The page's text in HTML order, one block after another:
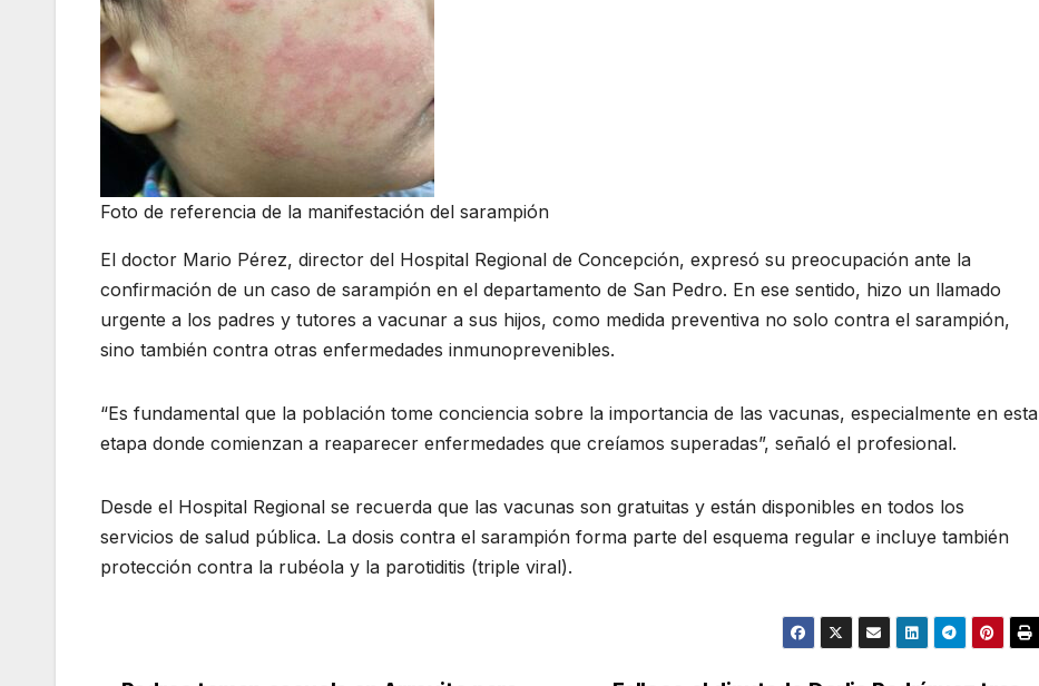
Foto de referencia de la manifestación del sarampión
El doctor Mario Pérez, director del Hospital Regional de Concepción, expresó su preocupación ante la
confirmación de un caso de sarampión en el departamento de San Pedro. En ese sentido, hizo un llamado
urgente a los padres y tutores a vacunar a sus hijos, como medida preventiva no solo contra el sarampión,
sino también contra otras enfermedades inmunoprevenibles.
“Es fundamental que la población tome conciencia sobre la importancia de las vacunas, especialmente en esta
etapa donde comienzan a reaparecer enfermedades que creíamos superadas”, señaló el profesional.
Desde el Hospital Regional se recuerda que las vacunas son gratuitas y están disponibles en todos los
servicios de salud pública. La dosis contra el sarampión forma parte del esquema regular e incluye también
protección contra la rubéola y la parotiditis (triple viral).